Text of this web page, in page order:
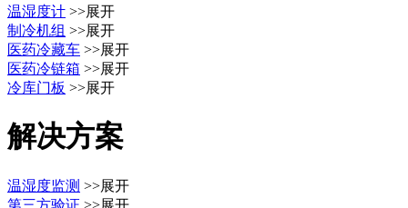
温湿度计 >>展开
制冷机组 >>展开
医药冷藏车 >>展开
医药冷链箱 >>展开
冷库门板 >>展开
解决方案
温湿度监测 >>展开
第三方验证 >>展开